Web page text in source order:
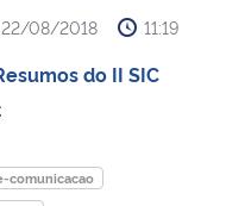
22/08/2018 11:19
do II SIC
comunicacao